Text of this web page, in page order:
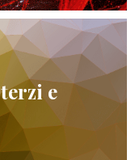
e